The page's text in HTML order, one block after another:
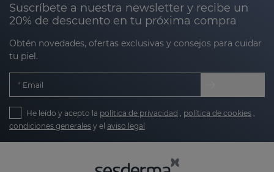
Suscríbete a nuestra newsletter y recibe un
20% de descuento en tu próxima compra
Obtén novedades, ofertas exclusivas y consejos para cuidar
tu piel.
Email
He leído y acepto la política de privacidad política de cookies
condiciones generales y el aviso legal